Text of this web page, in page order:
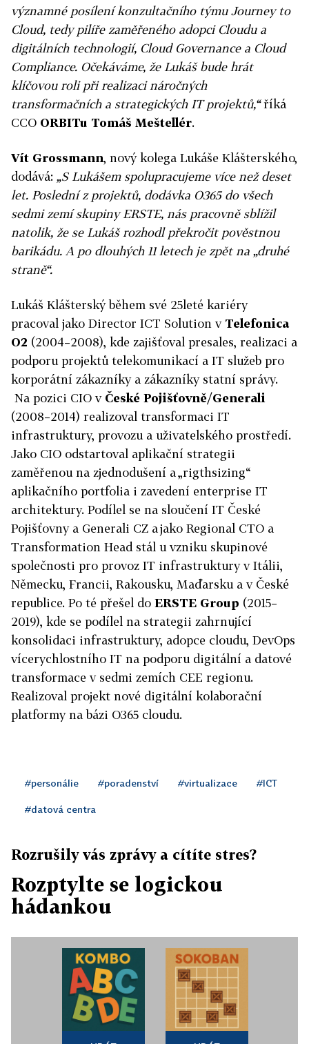
významné posílení konzultačního týmu Journey to
Cloud, tedy pilíře zaměřeného adopci Cloudu a
digitálních technologií, Cloud Governance a Cloud
Compliance. Očekáváme, že Lukáš bude hrát
klíčovou roli při realizaci náročných
transformačních a strategických IT projektů,“říká
CCO ORBITu Tomáš Meštellér.
Vít Grossmann, nový kolega Lukáše Klášterského,
dodává: „S Lukášem spolupracujeme více než deset
let. Poslední z projektů, dodávka O365 do všech
sedmi zemí skupiny ERSTE, nás pracovně sblížil
natolik, že se Lukáš rozhodl překročit pověstnou
barikádu. A po dlouhých 11 letech je zpět na „druhé
straně“.
Lukáš Klášterský během své 25leté kariéry
pracoval jako Director ICT Solution v Telefonica
O2 (2004–2008), kde zajišťoval presales, realizaci a
podporu projektů telekomunikací a IT služeb pro
korporátní zákazníky a zákazníky statní správy.
Na pozici CIO v České Pojišťovně/Generali
(2008–2014) realizoval transformaci IT
infrastruktury, provozu a uživatelského prostředí.
Jako CIO odstartoval aplikační strategii
zaměřenou na zjednodušení a „rigthsizing“
aplikačního portfolia i zavedení enterprise IT
architektury. Podílel se na sloučení IT České
Pojišťovny a Generali CZ a jako Regional CTO a
Transformation Head stál u vzniku skupinové
společnosti pro provoz IT infrastruktury v Itálii,
Německu, Francii, Rakousku, Maďarsku a v České
republice. Po té přešel do ERSTE Group (2015–
2019), kde se podílel na strategii zahrnující
konsolidaci infrastruktury, adopce cloudu, DevOps
vícerychlostního IT na podporu digitální a datové
transformace v sedmi zemích CEE regionu.
Realizoval projekt nové digitální kolaborační
platformy na bázi O365 cloudu.
#personálie #poradenství #virtualizace #ICT
#datová centra
Rozrušily vás zprávy a cítíte stres?
Rozptylte se logickou
hádankou